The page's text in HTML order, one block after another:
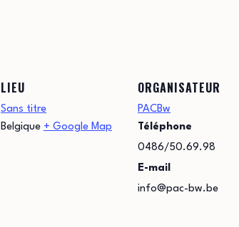
LIEU
Sans titre
Belgique + Google Map
ORGANISATEUR
PACBw
Téléphone
0486/50.69.98
E-mail
info@pac-bw.be